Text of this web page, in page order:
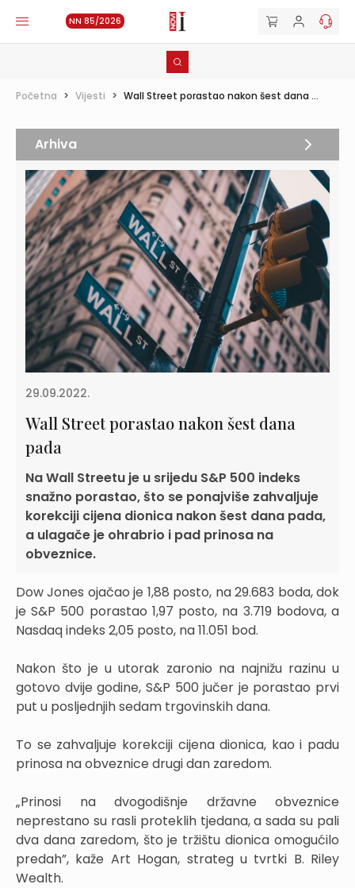
NN 85/2026
Početna > Vijesti > Wall Street porastao nakon šest dana ...
29.09.2022.
Wall Street porastao nakon šest dana
pada
Na Wall Streetu je u srijedu S&P 500 indeks
snažno porastao, što se ponajviše zahvaljuje
korekciji cijena dionica nakon šest dana pada,
a ulagače je ohrabrio i pad prinosa na
obveznice.
Dow Jones ojačao je 1,88 posto, na 29.683 boda, dok
je S&P 500 porastao 1,97 posto, na 3.719 bodova, a
Nasdaq indeks 2,05 posto, na 11.051 bod.
Nakon što je u utorak zaronio na najnižu razinu u
gotovo dvije godine, S&P 500 jučer je porastao prvi
put u posljednjih sedam trgovinskih dana.
To se zahvaljuje korekciji cijena dionica, kao i padu
prinosa na obveznice drugi dan zaredom.
„Prinosi na dvogodišnje državne obveznice
neprestano su rasli proteklih tjedana, a sada su pali
dva dana zaredom, što je tržištu dionica omogućilo
predah”, kaže Art Hogan, strateg u tvrtki B. Riley
Wealth.
Arhiva